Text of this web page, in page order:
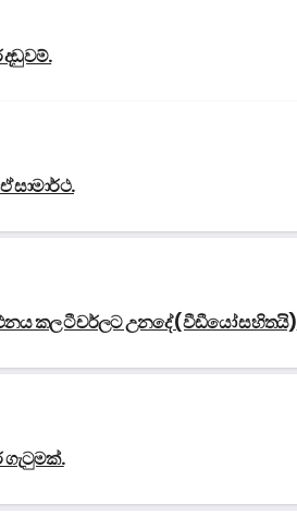
කල ටීචර්ලට උනදේ (වීඩීයෝ සහිතයි)